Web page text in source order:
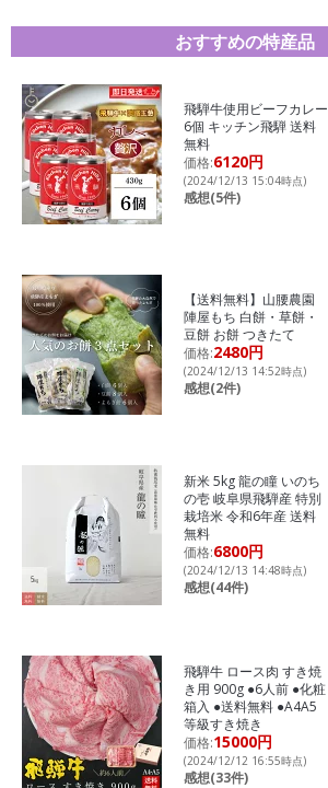
おすすめの特産品
飛騨牛使用ビーフカレー
6個 キッチン飛騨 送料
無料
価格:6120円
(2024/12/13 15:04時点)
感想(5件)
【送料無料】山腰農園
陣屋もち 白餅・草餅・
豆餅 お餅 つきたて
価格:2480円
(2024/12/13 14:52時点)
感想(2件)
新米 5kg 龍の瞳 いのち
の壱 岐阜県飛騨産 特別
栽培米 令和6年産 送料
無料
価格:6800円
(2024/12/13 14:48時点)
感想(44件)
飛騨牛 ロース肉 すき焼
き用 900g ●6人前 ●化粧
箱入 ●送料無料 ●A4A5
等級すき焼き
価格:15000円
(2024/12/12 16:55時点)
感想(33件)